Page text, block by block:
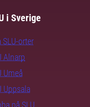
i Sverige
SLU-orter
Alnarp
Umeå
Uppsala
på SLU